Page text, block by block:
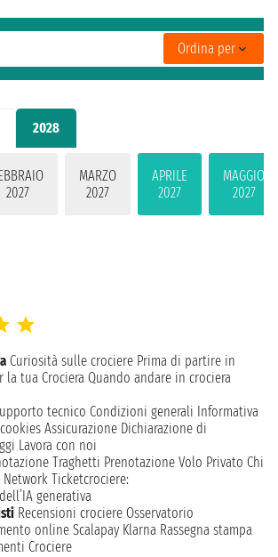
2028
2027
MARZO
2027
APRILE
2027
MAGGIO
2027
Ordina per
Curiosità sulle crociere Prima di partire in
la tua Crociera Quando andare in crociera
tecnico Condizioni generali Informativa
Assicurazione Dichiarazione di
Lavora con noi
Traghetti Prenotazione Volo Privato Chi
Network Ticketcrociere:
generativa
Recensioni crociere Osservatorio
online Scalapay Klarna Rassegna stampa
Crociere